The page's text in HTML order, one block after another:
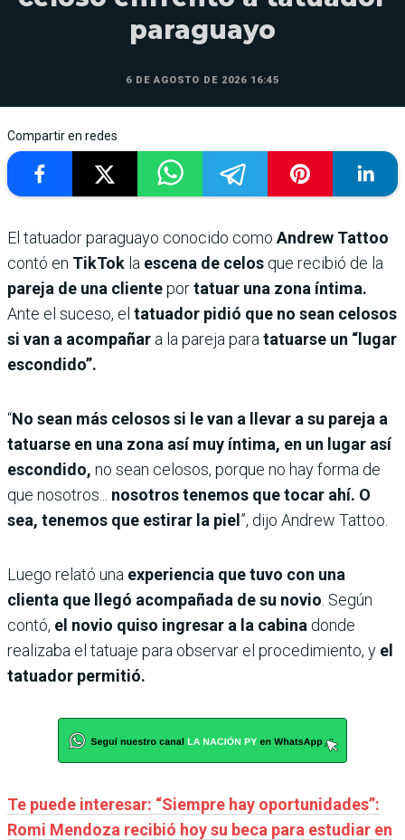
paraguayo
6 DE AGOSTO DE 2026 16:45
Compartir en redes
El tatuador paraguayo conocido como Andrew Tattoo
contó en TikTok la escena de celos que recibió de la
pareja de una clienteportatuar una zona íntima.
Ante el suceso, el tatuador pidió que no sean celosos
si van a acompañar a la pareja para tatuarse un “lugar
escondido”.
“No sean más celosos si le van a llevar a su pareja a
tatuarse en una zona así muy íntima, en un lugar así
escondido, no sean celosos, porque no hay forma de
que nosotros... nosotros tenemos que tocar ahí. O
sea, tenemos que estirar la piel ”, dijo Andrew Tattoo.
Luego relató una experiencia que tuvo con una
clienta que llegó acompañada de su novio . Según
contó, el novio quiso ingresar a la cabina donde
realizaba el tatuaje para observar el procedimiento, y el
tatuador permitió.
Te puede interesar: “Siempre hay oportunidades”:
Romi Mendoza recibió hoy su beca para estudiar en